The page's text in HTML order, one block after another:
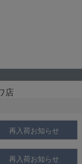
店
再入荷お知らせ
再入荷お知らせ